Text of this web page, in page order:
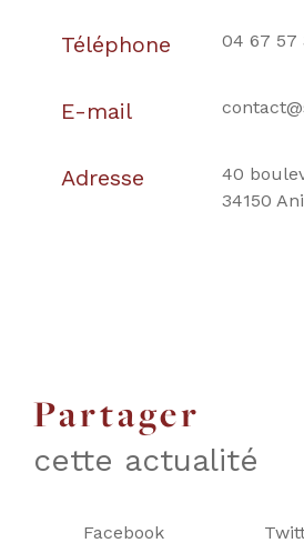
Téléphone 04 67 57
E-mail
Adresse
40
34150
partager
cette actualité
Facebook